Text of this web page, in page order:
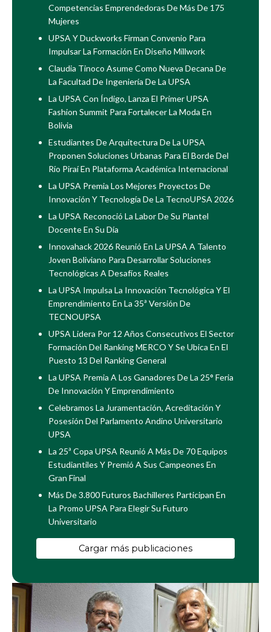
Competencias Emprendedoras De Más De 175
Mujeres
UPSA Y Duckworks Firman Convenio Para
Impulsar La Formación En Diseño Millwork
Claudia Tinoco Asume Como Nueva Decana De
La Facultad De Ingeniería De La UPSA
La UPSA Con Índigo, Lanza El Primer UPSA
Fashion Summit Para Fortalecer La Moda En
Bolivia
Estudiantes De Arquitectura De La UPSA
Proponen Soluciones Urbanas Para El Borde Del
Río Piraí En Plataforma Académica Internacional
La UPSA Premia Los Mejores Proyectos De
Innovación Y Tecnología De La TecnoUPSA 2026
La UPSA Reconoció La Labor De Su Plantel
Docente En Su Día
Innovahack 2026 Reunió En La UPSA A Talento
Joven Boliviano Para Desarrollar Soluciones
Tecnológicas A Desafíos Reales
La UPSA Impulsa La Innovación Tecnológica Y El
Emprendimiento En La 35ª Versión De
TECNOUPSA
UPSA Lidera Por 12 Años Consecutivos El Sector
Formación Del Ranking MERCO Y Se Ubica En El
Puesto 13 Del Ranking General
La UPSA Premia A Los Ganadores De La 25° Feria
De Innovación Y Emprendimiento
Celebramos La Juramentación, Acreditación Y
Posesión Del Parlamento Andino Universitario
UPSA
La 25ª Copa UPSA Reunió A Más De 70 Equipos
Estudiantiles Y Premió A Sus Campeones En
Gran Final
Más De 3.800 Futuros Bachilleres Participan En
La Promo UPSA Para Elegir Su Futuro
Universitario
Cargar más publicaciones